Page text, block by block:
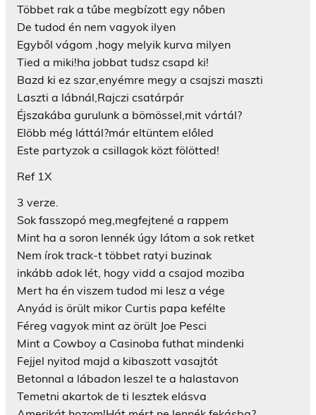
Többet rak a tűbe megbízott egy nőben
De tudod én nem vagyok ilyen
Egyből vágom ,hogy melyik kurva milyen
Tied a miki!ha jobbat tudsz csapd ki!
Bazd ki ez szar,enyémre megy a csajszi maszti
Laszti a lábnál,Rajczi csatárpár
Éjszakába gurulunk a bömössel,mit vártál?
Elöbb még láttál?már eltüntem előled
Este partyzok a csillagok közt fölötted!
Ref 1X
3 verze.
Sok fasszopó meg,megfejtené a rappem
Mint ha a soron lennék úgy látom a sok retket
Nem írok track-t többet ratyi buzinak
inkább adok lét, hogy vidd a csajod moziba
Mert ha én viszem tudod mi lesz a vége
Anyád is örült mikor Curtis papa kefélte
Féreg vagyok mint az örült Joe Pesci
Mint a Cowboy a Casinoba futhat mindenki
Fejjel nyitod majd a kibaszott vasajtót
Betonnal a lábadon leszel te a halastavon
Temetni akartok de ti lesztek elásva